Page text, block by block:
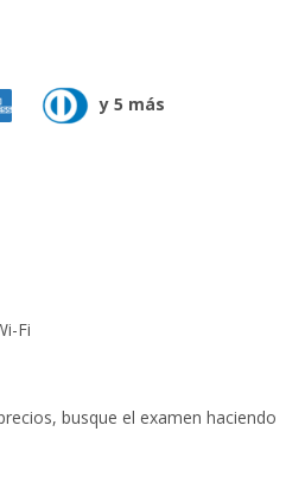
y 5 más
Fi
busque el examen haciendo